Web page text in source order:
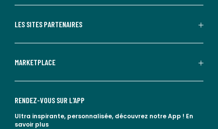
LES SITES PARTENAIRES
MARKETPLACE
RENDEZ-VOUS SUR L'APP
Ultra inspirante, personnalisée, découvrez notre App ! En
savoir plus